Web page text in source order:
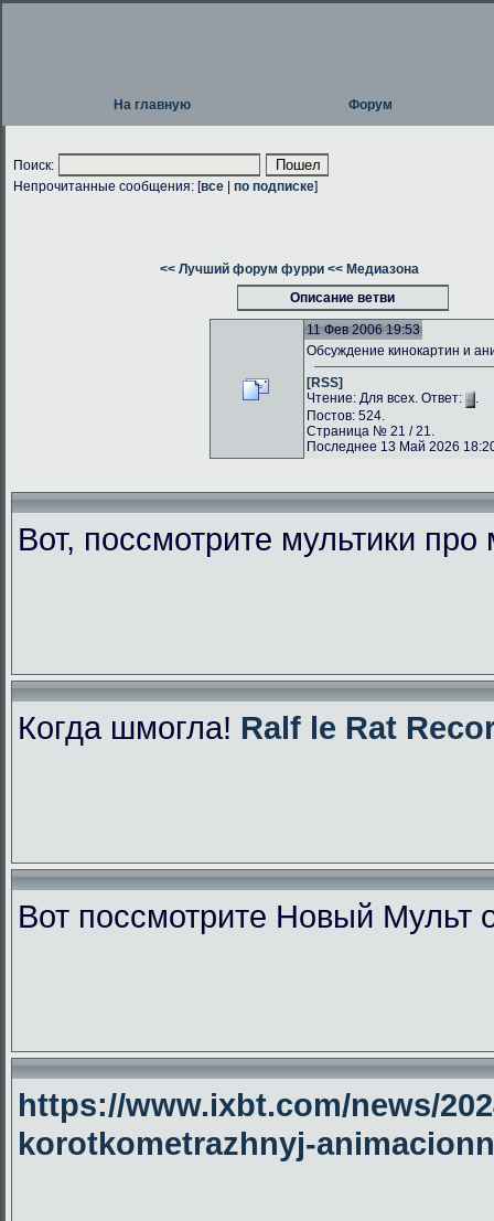
На главную Форум
Поиск:
Непрочитанные сообщения: [все по подписке]
<< Лучший форум фурри << Медиазона
Описание ветви
11 Фев 2006 19:53
Обсуждение кинокартин и
[RSS]
Чтение: Для всех. Ответ:
.
Постов: 524.
Страница № 21 / 21.
Последнее 13 Май 2026
Вот, поссмотрите мультики
Когда шмогла! Ralf le Rat
Вот поссмотрите Новый Мульт
https://www.ixbt.com/news/
korotkometrazhnyj-